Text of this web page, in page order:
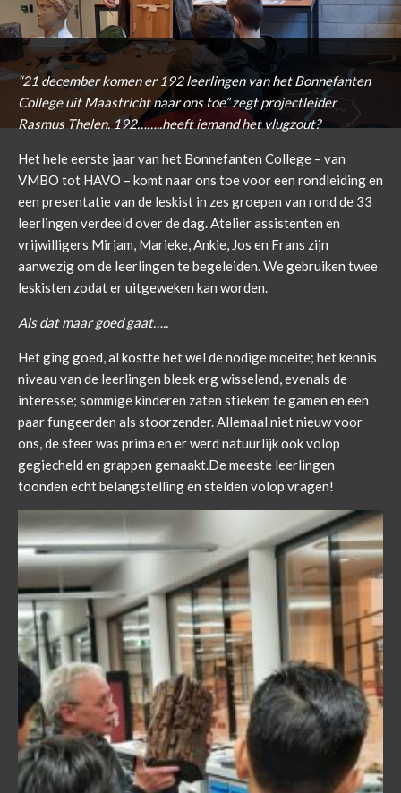
“21 december komen er 192 leerlingen van het Bonnefanten
College uit Maastricht naar ons toe” zegt projectleider
Rasmus Thelen. 192……..heeft iemand het vlugzout?
Het hele eerste jaar van het Bonnefanten College – van
VMBO tot HAVO – komt naar ons toe voor een rondleiding en
een presentatie van de leskist in zes groepen van rond de 33
leerlingen verdeeld over de dag. Atelier assistenten en
vrijwilligers Mirjam, Marieke, Ankie, Jos en Frans zijn
aanwezig om de leerlingen te begeleiden. We gebruiken twee
leskisten zodat er uitgeweken kan worden.
Als dat maar goed gaat…..
Het ging goed, al kostte het wel de nodige moeite; het kennis
niveau van de leerlingen bleek erg wisselend, evenals de
interesse; sommige kinderen zaten stiekem te gamen en een
paar fungeerden als stoorzender. Allemaal niet nieuw voor
ons, de sfeer was prima en er werd natuurlijk ook volop
gegiecheld en grappen gemaakt.De meeste leerlingen
toonden echt belangstelling en stelden volop vragen!